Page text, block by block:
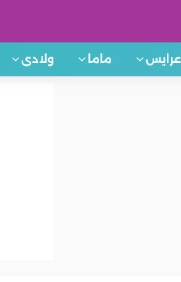
عرايس ماما ولادى